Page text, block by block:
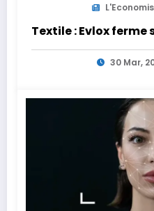
Textile : Evlox
30 Mar,